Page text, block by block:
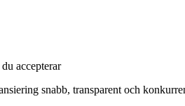
accepterar
snabb, transparent och